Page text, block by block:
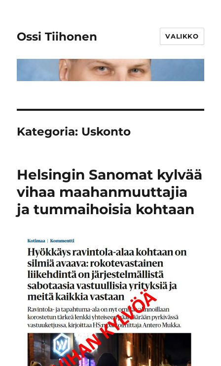
Ossi Tiihonen VALIKKO
Kategoria: Uskonto
Helsingin Sanomat kylvää
vihaa maahanmuuttajia
ja tummaihoisia kohtaan